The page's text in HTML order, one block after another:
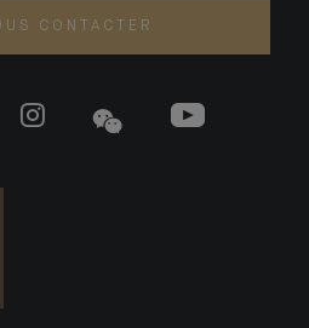
CONTACTER